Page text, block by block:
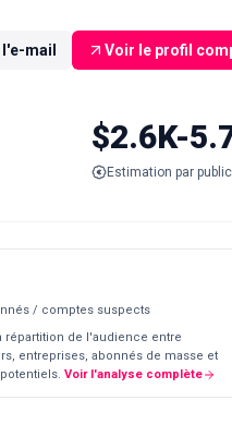
mail Voir le profil
$2.6K-
Estimation par
/ comptes suspects
répartition de l'audience entre
entreprises, abonnés de masse et
Voir l'analyse complète